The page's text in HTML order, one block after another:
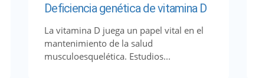
Deficiencia genética de vitamina D
La vitamina D juega un papel vital en el
mantenimiento de la salud
musculoesquelética. Estudios...